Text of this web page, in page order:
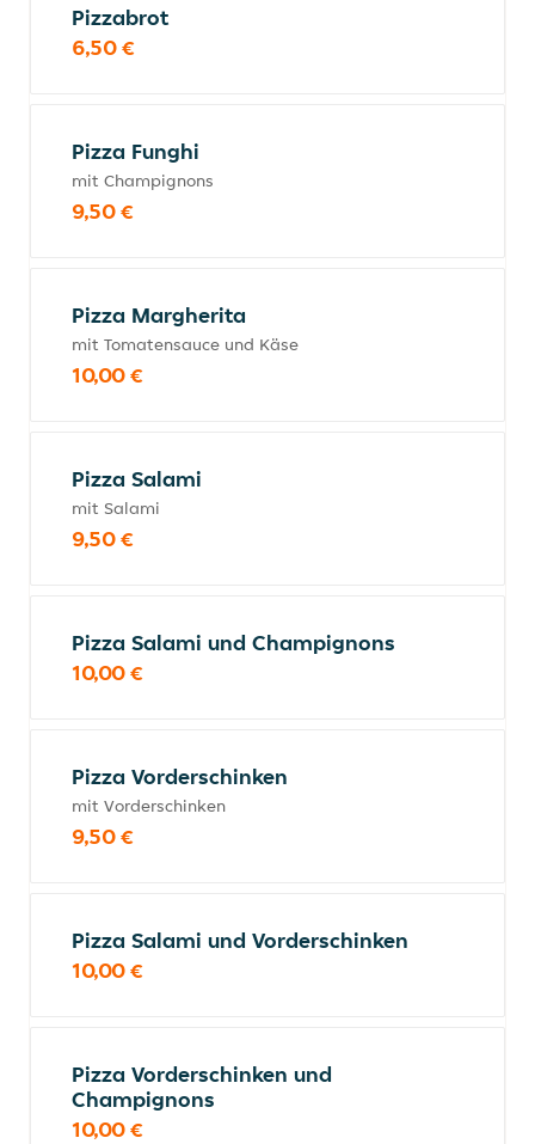
Pizzabrot
6,50 €
Pizza Funghi
mit Champignons
9,50 €
Pizza Margherita
mit Tomatensauce und Käse
10,00 €
Pizza Salami
mit Salami
9,50 €
Pizza Salami und Champignons
10,00 €
Pizza Vorderschinken
mit Vorderschinken
9,50 €
Pizza Salami und Vorderschinken
10,00 €
Pizza Vorderschinken und
Champignons
10,00 €